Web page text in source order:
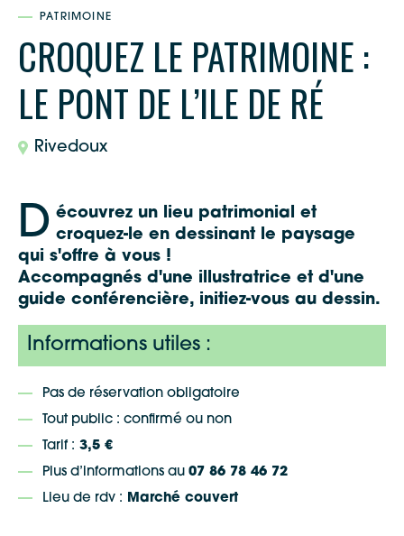
PATRIMOINE
CROQUEZ LE PATRIMOINE :
LE PONT DE L’ILE DE RÉ
Rivedoux
D écouvrez un lieu patrimonial et
croquez-le en dessinant le paysage
qui s'offre à vous !
Accompagnés d'une illustratrice et d'une
guide conférencière, initiez-vous au dessin.
Informations utiles :
Pas de réservation obligatoire
Tout public : confirmé ou non
Tarif : 3,5 €
Plus d’informations au 07 86 78 46 72
Lieu de rdv : Marché couvert